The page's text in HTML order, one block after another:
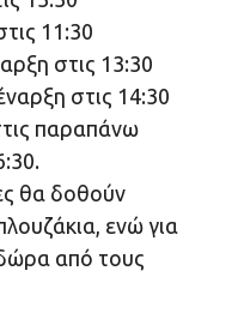
11:30
στις 13:30
στις 14:30
παραπάνω
θα δοθούν
ενώ για
από τους